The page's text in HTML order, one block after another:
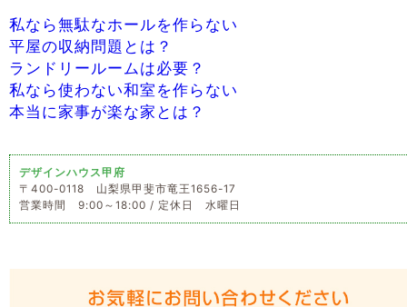
私なら無駄なホールを作らない
平屋の収納問題とは？
ランドリールームは必要？
私なら使わない和室を作らない
本当に家事が楽な家とは？
デザインハウス甲府
〒400-0118 山梨県甲斐市竜王1656-17
営業時間 9:00～18:00 / 定休日 水曜日